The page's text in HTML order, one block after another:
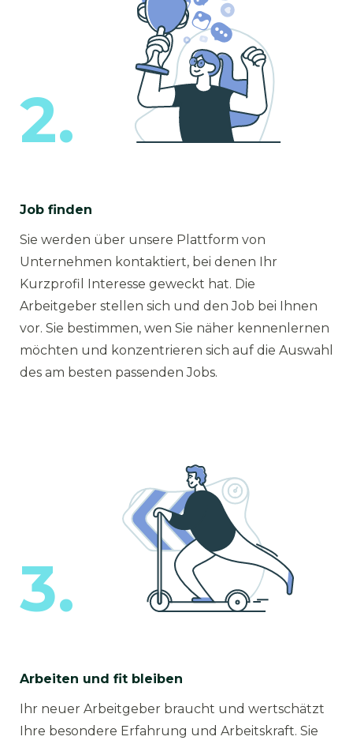
2.
Job finden
Sie werden über unsere Plattform von
Unternehmen kontaktiert, bei denen Ihr
Kurzprofil Interesse geweckt hat. Die
Arbeitgeber stellen sich und den Job bei Ihnen
vor. Sie bestimmen, wen Sie näher kennenlernen
möchten und konzentrieren sich auf die Auswahl
des am besten passenden Jobs.
Arbeiten und fit bleiben
Ihr neuer Arbeitgeber braucht und wertschätzt
Ihre besondere Erfahrung und Arbeitskraft. Sie
3.